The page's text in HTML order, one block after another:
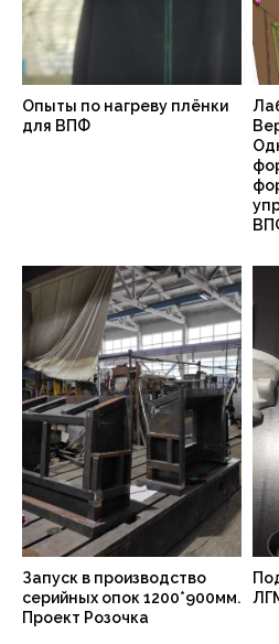
Опыты по нагреву плёнки
для ВПФ
Запуск в производство
серийных опок 1200*900мм.
Проект Розочка